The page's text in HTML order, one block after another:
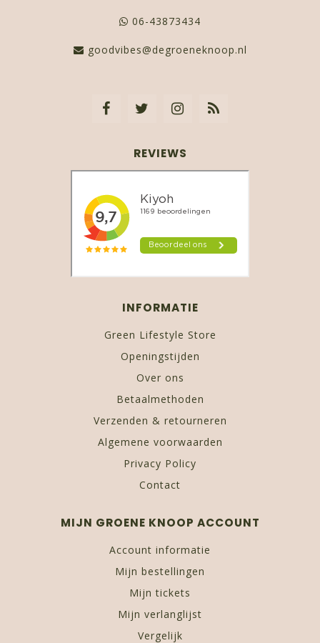
06-43873434
goodvibes@degroeneknoop.nl
REVIEWS
INFORMATIE
Green Lifestyle Store
Openingstijden
Over ons
Betaalmethoden
Verzenden & retourneren
Algemene voorwaarden
Privacy Policy
Contact
MIJN GROENE KNOOP ACCOUNT
Account informatie
Mijn bestellingen
Mijn tickets
Mijn verlanglijst
Vergelijk